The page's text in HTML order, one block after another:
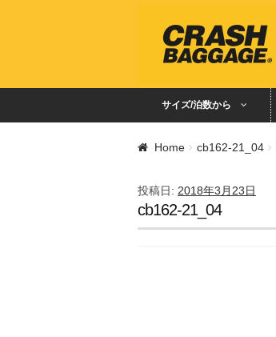
サイズ/泊数から
Home cb162-21_04
投稿日: 2018年3月23日
cb162-21_04